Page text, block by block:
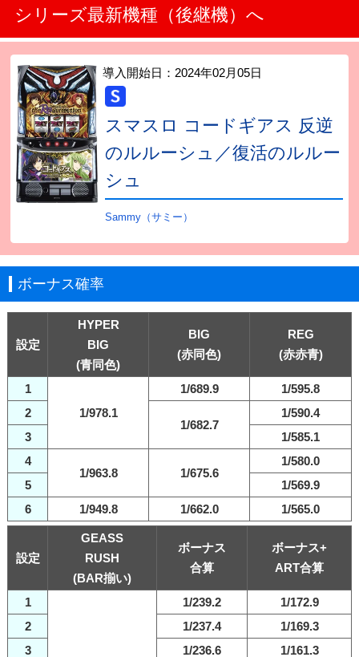
シリーズ最新機種（後継機）へ
導入開始日： 2024年02月05日
スマスロ コードギアス 反逆
のルルーシュ／復活のルルー
シュ
Sammy（サミー）
ボーナス確率
設定
HYPER
BIG
(青同色)
BIG
(赤同色)
REG
(赤赤青)
1
1/978.1
1/689.9
1/595.8
2
1/682.7
1/590.4
3
1/585.1
4
1/963.8
1/675.6
1/580.0
5
1/569.9
6
1/949.8 1/662.0 1/565.0
設定
GEASS
RUSH
(BAR揃い)
ボーナス
合算
ボーナス+
ART合算
1 1/239.2
1/172.9
2
1/237.4
1/169.3
3
1/236.6
1/161.3